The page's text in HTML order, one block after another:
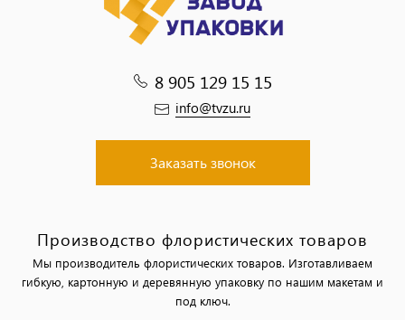
8 905 129 15 15
info@tvzu.ru
Заказать звонок
Производство флористических товаров
Мы производитель флористических товаров. Изготавливаем
гибкую, картонную и деревянную упаковку по нашим макетам и
под ключ.